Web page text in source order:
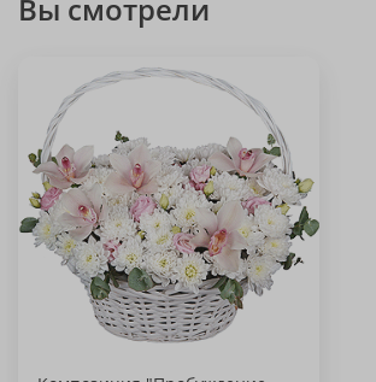
Вы смотрели